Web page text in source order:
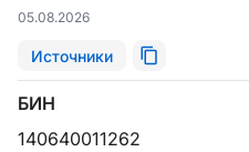
05.08.2026
Источники
БИН
140640011262